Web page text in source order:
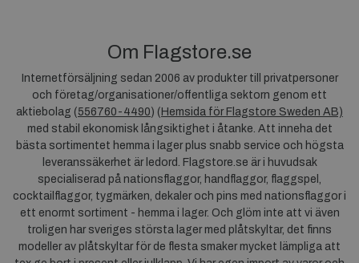
Om Flagstore.se
Internetförsäljning sedan 2006 av produkter till privatpersoner
och företag/organisationer/offentliga sektorn genom ett
aktiebolag (556760-4490) ( Hemsida för Flagstore Sweden AB)
med stabil ekonomisk långsiktighet i åtanke. Att inneha det
bästa sortimentet hemma i lager plus snabb service och högsta
leveranssäkerhet är ledord. Flagstore.se är i huvudsak
specialiserad på nationsflaggor, handflaggor, flaggspel,
cocktailflaggor, tygmärken, dekaler och pins med nationsflaggor i
ett enormt sortiment - hemma i lager. Och glöm inte att vi även
troligen har sveriges största lager med plåtskyltar, det finns
modeller av plåtskyltar för de flesta smaker mycket lämpliga att